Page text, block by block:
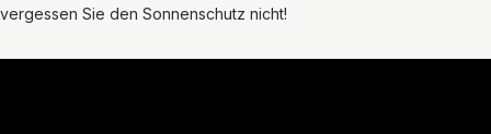
vergessen Sie den Sonnenschutz nicht!